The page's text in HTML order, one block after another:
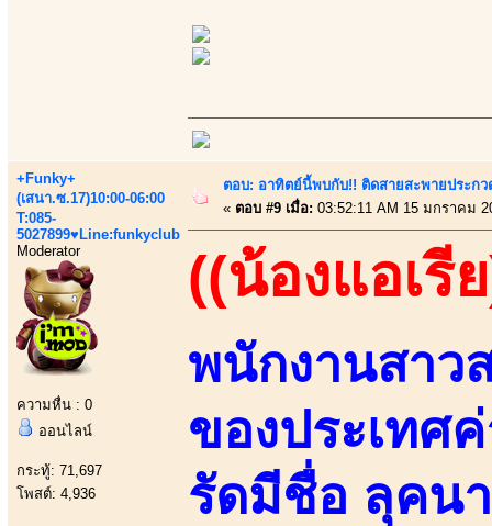
+Funky+
(เสนา.ซ.17)10:00-06:00
T:085-
5027899♥Line:funkyclub
Moderator
ความหื่น : 0
ออนไลน์
กระทู้: 71,697
โพสต์: 4,936
ตอบ: อาทิตย์นี้พบกับ!! ติดสายสะพายประกว
« ตอบ #9 เมื่อ: 03:52:11 AM 15 มกราคม
((น้องแอเรี
พนักงานสาว
ของประเทศ
รัดมีชื่อ ลุคน